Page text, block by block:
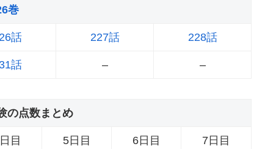
巻
話 227話 228話
話 – –
の点数まとめ
目 5日目 6日目 7日目